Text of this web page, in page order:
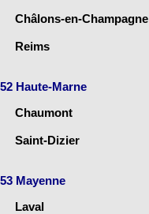
Châlons-en-Champagne
Reims
52 Haute-Marne
Chaumont
Saint-Dizier
53 Mayenne
Laval